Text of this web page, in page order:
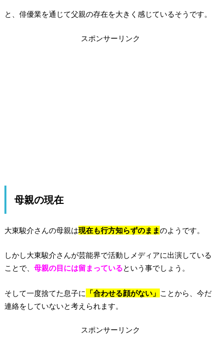
と、俳優業を通じて父親の存在を大きく感じているそうです。
スポンサーリンク
母親の現在
大東駿介さんの母親は現在も行方知らずのままのようです。
しかし大東駿介さんが芸能界で活動しメディアに出演している
ことで、 母親の目には留まっているという事でしょう。
そして一度捨てた息子に 「合わせる顔がない」 ことから、今だ
連絡をしていないと考えられます。
スポンサーリンク